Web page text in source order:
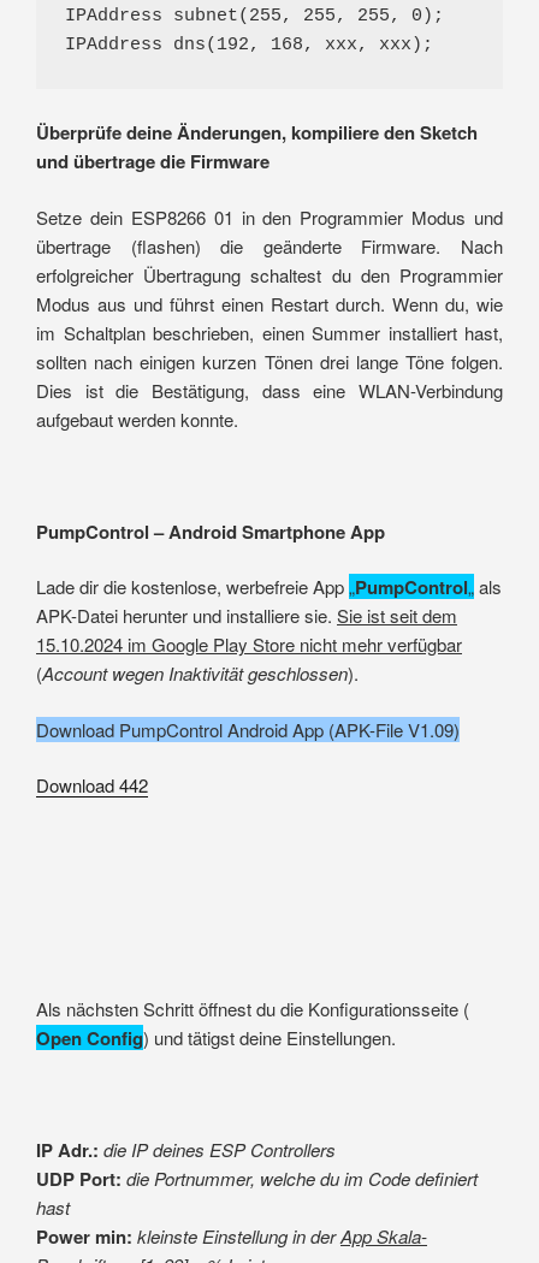
IPAddress subnet(255, 255, 255, 0);
IPAddress dns(192, 168, xxx, xxx);
Überprüfe deine Änderungen, kompiliere den Sketch
und übertrage die Firmware
Setze dein ESP8266 01 in den Programmier Modus und
übertrage (flashen) die geänderte Firmware. Nach
erfolgreicher Übertragung schaltest du den Programmier
Modus aus und führst einen Restart durch. Wenn du, wie
im Schaltplan beschrieben, einen Summer installiert hast,
sollten nach einigen kurzen Tönen drei lange Töne folgen.
Dies ist die Bestätigung, dass eine WLAN-Verbindung
aufgebaut werden konnte.
PumpControl – Android Smartphone App
Lade dir die kostenlose, werbefreie App„PumpControl„als
APK-Datei herunter und installiere sie. Sie ist seit dem
15.10.2024 im Google Play Store nicht mehr verfügbar
(Account wegen Inaktivität geschlossen).
Download PumpControl Android App (APK-File V1.09)
Download442
Als nächsten Schritt öffnest du die Konfigurationsseite (
Open Config) und tätigst deine Einstellungen.
IP Adr.: die IP deines ESP Controllers
UDP Port: die Portnummer, welche du im Code definiert
hast
Power min: kleinste Einstellung in derApp Skala-